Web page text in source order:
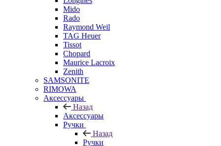
Mido
Rado
Raymond Weil
TAG Heuer
Tissot
Chopard
Maurice Lacroix
Zenith
SAMSONITE
RIMOWA
Аксессуары
Назад
Аксессуары
Ручки
Назад
Ручки